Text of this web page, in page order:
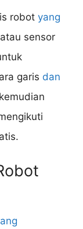
robot yang
sensor
garis dan